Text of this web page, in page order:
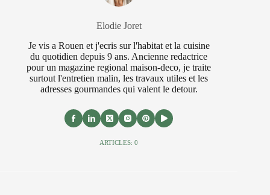
Elodie Joret
Je vis a Rouen et j'ecris sur l'habitat et la cuisine
du quotidien depuis 9 ans. Ancienne redactrice
pour un magazine regional maison-deco, je traite
surtout l'entretien malin, les travaux utiles et les
adresses gourmandes qui valent le detour.
ARTICLES: 0